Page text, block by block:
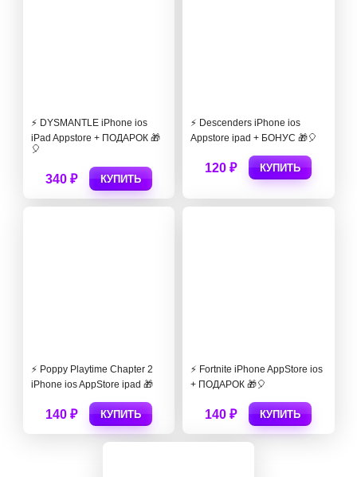
⚡️ DYSMANTLE iPhone ios
iPad Appstore + ПОДАРОК 🎁
🎈
340 ₽ КУПИТЬ
⚡️ Descenders iPhone ios
Appstore ipad + БОНУС 🎁🎈
120 ₽ КУПИТЬ
⚡️ Poppy Playtime Chapter 2
iPhone ios AppStore ipad 🎁
140 ₽ КУПИТЬ
⚡️ Fortnite iPhone AppStore ios
+ ПОДАРОК 🎁🎈
140 ₽ КУПИТЬ